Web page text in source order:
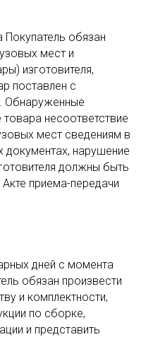
обязан
мест и
изготовителя,
поставлен с
Обнаруженные
несоответствие
мест сведениям в
документах, нарушение
должны быть
приема-передачи
дней с момента
обязан произвести
и комплектности,
по сборке,
и представить